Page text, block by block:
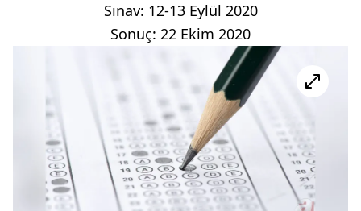
Sınav: 12-13 Eylül 2020
Sonuç: 22 Ekim 2020